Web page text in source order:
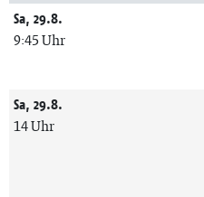
Sa, 29.8.
9:45 Uhr
Sa, 29.8.
14 Uhr